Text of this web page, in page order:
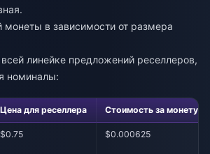
монеты в зависимости от размера
линейке предложений реселлеров,
номиналы:
Цена для реселлера Стоимость за монету
$0.75 $0.000625